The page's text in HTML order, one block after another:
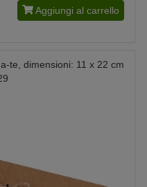
Aggiungi al carrello
te, dimensioni: 11 x 22 cm